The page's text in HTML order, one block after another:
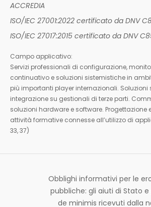
ACCREDIA
ISO/IEC 27001:2022 certificato da DNV
ISO/IEC 27017:2015 certificato da DNV
Campo applicativo:
Servizi professionali di configurazione,
continuativo e soluzioni sistemistiche in
più importanti player internazionali. Soluzioni
integrazione su gestionali di terze parti.
soluzioni hardware e software. Progettazione
attività formative connesse all’utilizzo di
33, 37)
Obblighi informativi per le
pubbliche: gli aiuti di Stato e
de minimis ricevuti dalla